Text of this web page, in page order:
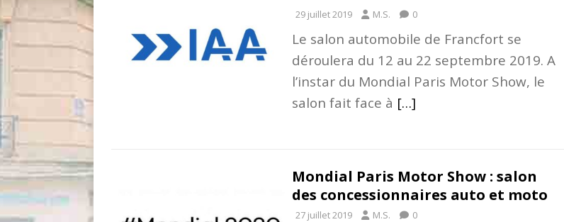
29 juillet 2019 M.S. 0
Le salon automobile de Francfort se
déroulera du 12 au 22 septembre 2019. A
l’instar du Mondial Paris Motor Show, le
salon fait face à […]
Mondial Paris Motor Show : salon
des concessionnaires auto et moto
27 juillet 2019 M.S. 0